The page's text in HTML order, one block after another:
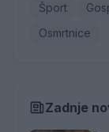
Šport
Osmrtnice
Zadnje